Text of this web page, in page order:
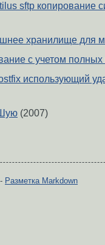
sftp копирование
хранилище для
с учетом полных
использующий
(2007)
Разметка Markdown